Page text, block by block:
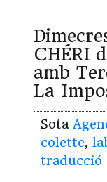
CHÉRI
amb
La
Sota
colette,
traducció